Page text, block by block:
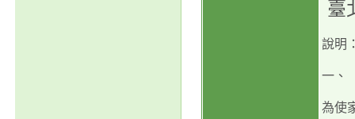
臺
說明
一、
為使